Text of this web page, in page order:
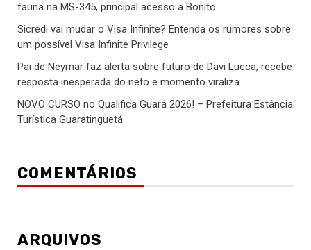
fauna na MS-345, principal acesso a Bonito.
Sicredi vai mudar o Visa Infinite? Entenda os rumores sobre
um possível Visa Infinite Privilege
Pai de Neymar faz alerta sobre futuro de Davi Lucca, recebe
resposta inesperada do neto e momento viraliza
NOVO CURSO no Qualifica Guará 2026! – Prefeitura Estância
Turística Guaratinguetá
COMENTÁRIOS
ARQUIVOS